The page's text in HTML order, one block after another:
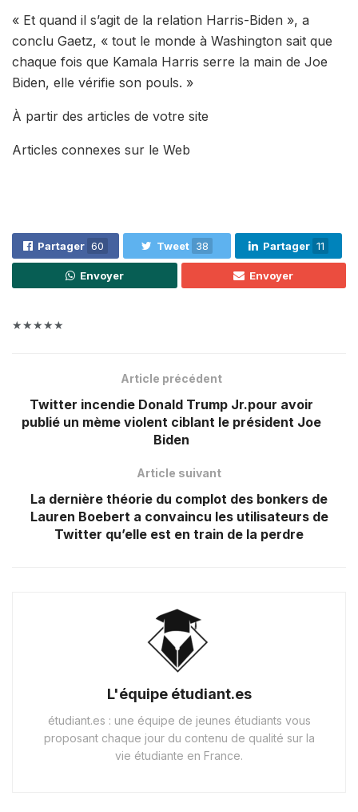
« Et quand il s’agit de la relation Harris-Biden », a
conclu Gaetz, « tout le monde à Washington sait que
chaque fois que Kamala Harris serre la main de Joe
Biden, elle vérifie son pouls. »
À partir des articles de votre site
Articles connexes sur le Web
Partager 60 Tweet 38 Partager 11
Envoyer Envoyer
★★★★★
Article précédent
Twitter incendie Donald Trump Jr.pour avoir
publié un mème violent ciblant le président Joe
Biden
Article suivant
La dernière théorie du complot des bonkers de
Lauren Boebert a convaincu les utilisateurs de
Twitter qu’elle est en train de la perdre
L'équipe étudiant.es
étudiant.es : une équipe de jeunes étudiants vous
proposant chaque jour du contenu de qualité sur la
vie étudiante en France.